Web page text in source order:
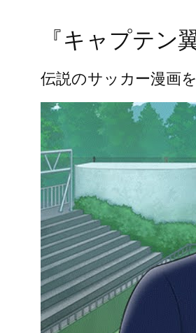
『キャプテ
伝説のサッカー漫画